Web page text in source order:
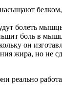
болеть
боль в
он
жира, но не
реально